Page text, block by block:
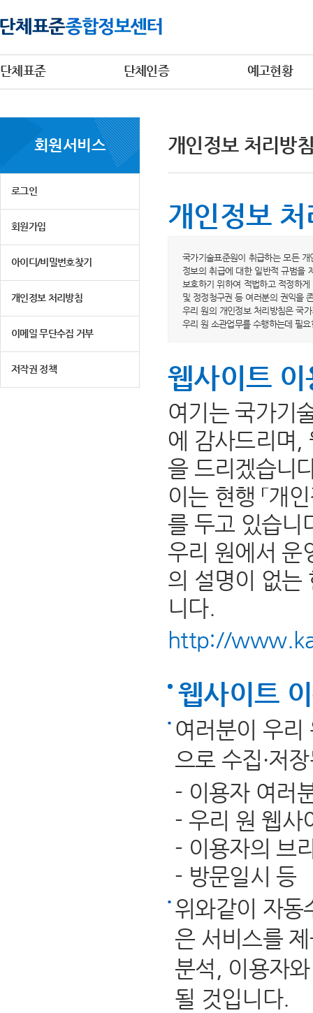
단체표준 단체인증 예고현황
회원서비스
로그인
회원가입
아이디/비밀번호찾기
개인정보 처리방침
이메일 무단수집 거부
저작권 정책
개인정보 처리방
개인정보
국가기술표준원이 취급하는 모든 개
정보의 취급에 대한 일반적 규범을
보호하기 위하여 적법하고 적정하
및 정정청구권 등 여러분의 권익을
우리 원의 개인정보 처리방침은 국
우리 원 소관업무를 수행하는데 필요
웹사이트
여기는 국가기
에 감사드리며,
을 드리겠습니
이는 현행 「개
를 두고 있습니
우리 원에서 운
의 설명이 없는
니다.
http://
웹사이트
여러분이 우리
으로 수집·저
- 이용자 여러
- 우리 원 웹사
- 이용자의 브
- 방문일시 등
위와같이 자동
은 서비스를
분석, 이용자
될 것입니다.